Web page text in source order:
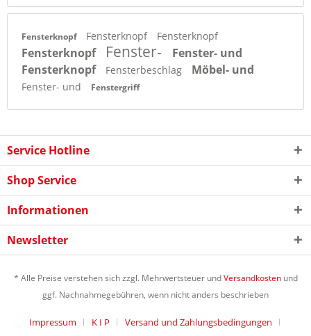
Fensterknopf Fensterknopf Fensterknopf
Fensterknopf Fenster-
Fenster- und
Fensterknopf
Fensterbeschlag Möbel- und
Fenster- und Fenstergriff
Service Hotline
Shop Service
Informationen
Newsletter
* Alle Preise verstehen sich zzgl. Mehrwertsteuer undVersandkostenund
ggf. Nachnahmegebühren, wenn nicht anders beschrieben
Impressum K I P Versand und Zahlungsbedingungen